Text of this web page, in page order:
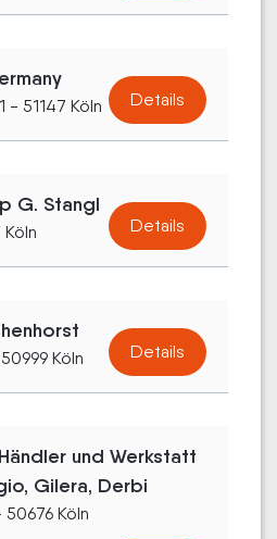
- 51147 Köln Details
G. Stangl
Details
Köln Details
und Werkstatt
Gilera, Derbi
Köln